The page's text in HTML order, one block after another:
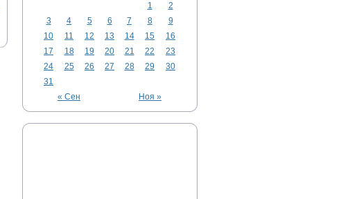
« Сен Ноя »
1
2
3
4 5 6 7 8
9
10
11 12 13 14 15
16
17
18 19 20 21 22
23
24
25 26 27 28 29
30
31